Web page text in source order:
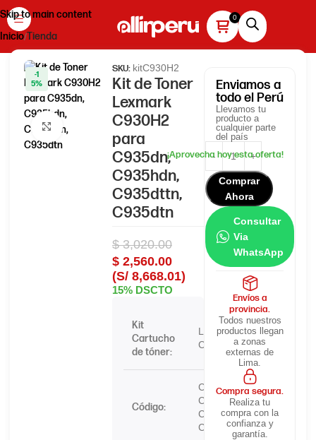
Skip to main content
Inicio Tienda
-1
5%
Haga clic para ampliar
SKU: kitC930H2
Kit de Toner
Lexmark
C930H2
para
C935dn,
C935hdn,
C935dttn,
C935dtn
$3,020.00
$ 2,560.00
(S/ 8,668.01)
15% DSCTO
Kit
Cartucho
de tóner:
Lexmark
C930H2
Código:
C930H2KG,
C930H2CG,
C930H2MG,
C930H2YG
Enviamos a
todo el Perú
Llevamos tu
producto a
cualquier parte
del país
Comprar
Ahora
Consultar
Via
WhatsApp
Envíos a
provincia.
Todos nuestros
productos llegan
a zonas
externas de
Lima.
Compra segura.
Realiza tu
compra con la
confianza y
garantía.